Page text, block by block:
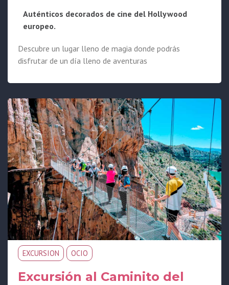
Auténticos decorados de cine del Hollywood
europeo.
Descubre un lugar lleno de magia donde podrás
disfrutar de un día lleno de aventuras
EXCURSION OCIO
Excursión al Caminito del